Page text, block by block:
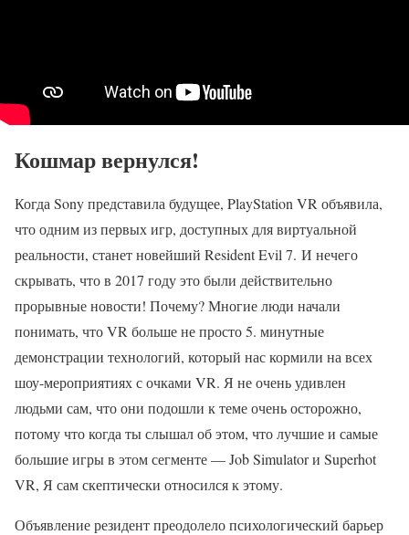
Кошмар вернулся!
Когда Sony представила будущее, PlayStation VR объявила,
что одним из первых игр, доступных для виртуальной
реальности, станет новейший Resident Evil 7. И нечего
скрывать, что в 2017 году это были действительно
прорывные новости! Почему? Многие люди начали
понимать, что VR больше не просто 5. минутные
демонстрации технологий, который нас кормили на всех
шоу-мероприятиях с очками VR. Я не очень удивлен
людьми сам, что они подошли к теме очень осторожно,
потому что когда ты слышал об этом, что лучшие и самые
большие игры в этом сегменте — Job Simulator и Superhot
VR, Я сам скептически относился к этому.
Объявление резидент преодолело психологический барьер